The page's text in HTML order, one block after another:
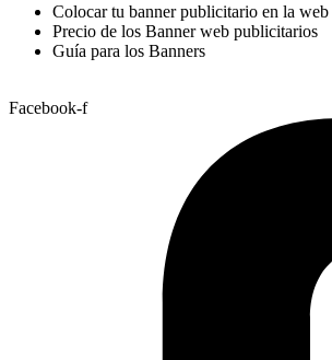
Colocar tu banner publicitario en la web
Precio de los Banner web publicitarios
Guía para los Banners
Facebook-f